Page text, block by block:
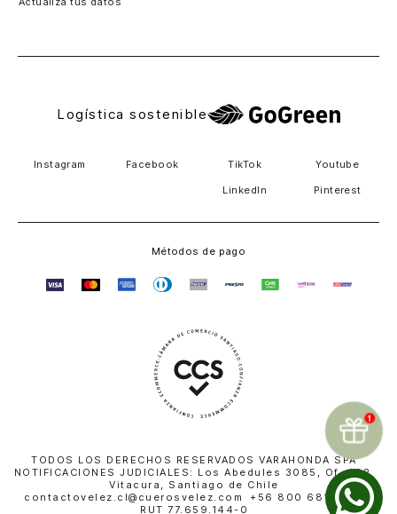
Logística sostenible
Instagram Facebook TikTok Youtube
LinkedIn Pinterest
Métodos de pago
TODOS LOS DERECHOS RESERVADOS VARAHONDA SPA
NOTIFICACIONES JUDICIALES: Los Abedules 3085, Of. 402,
Vitacura, Santiago de Chile
contactovelez.cl@cuerosvelez.com +56 800 681 010 |
RUT 77.659.144-0